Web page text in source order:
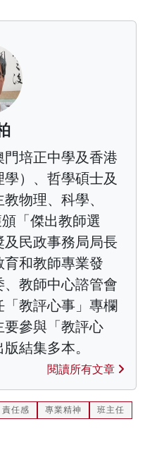
培正中學及香港
）、哲學碩士及
物理、科學、
「傑出教師選
民政事務局局長
和教師專業發
教師中心諮管會
教評心事」專欄
參與「教評心
結集多本。
閱讀所有文章
責任感 專業精神
班主任